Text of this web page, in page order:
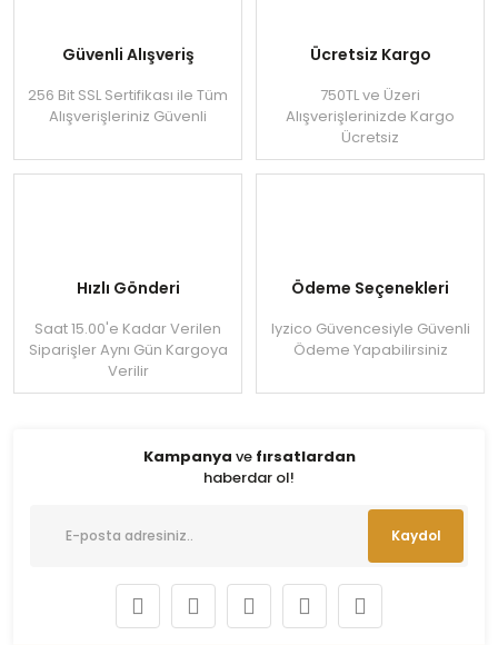
Güvenli Alışveriş
256 Bit SSL Sertifikası ile Tüm
Alışverişleriniz Güvenli
Ücretsiz Kargo
750TL ve Üzeri
Alışverişlerinizde Kargo
Ücretsiz
Hızlı Gönderi
Saat 15.00'e Kadar Verilen
Siparişler Aynı Gün Kargoya
Verilir
Ödeme Seçenekleri
Iyzico Güvencesiyle Güvenli
Ödeme Yapabilirsiniz
Kampanya ve fırsatlardan
haberdar ol!
Kaydol